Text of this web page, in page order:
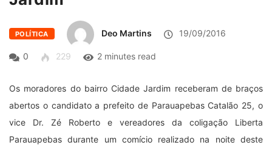
POLÍTICA Deo Martins 19/09/2016
0 229 2 minutes read
Os moradores do bairro Cidade Jardim receberam de braços
abertos o candidato a prefeito de Parauapebas Catalão 25, o
vice Dr. Zé Roberto e vereadores da coligação Liberta
Parauapebas durante um comício realizado na noite deste